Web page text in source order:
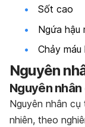
Sốt cao
Ngứa hậu
Chảy
Nguyên
Nguyên
Nguyên nhân
nhiên, theo